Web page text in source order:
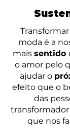
moda é a
mais sentido
o amor pelo
ajudar o
efeito que o
das
transformador
que nos